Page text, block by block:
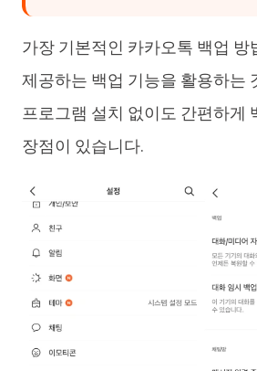
가장 기본적인 카카오톡 백업 방
제공하는 백업 기능을 활용하는
프로그램 설치 없이도 간편하게
장점이 있습니다.